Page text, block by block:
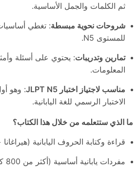
ثم الكلمات والجمل الأساسية.
شروحات نحوية مبسطة: تغطي أساسيات
للمستوى N5.
تمارين وتدريبات: يحتوي على أسئلة
المعلومات.
مناسب لاجتياز اختبار JLPT N5
: وهو
الاختبار الرسمي للغة اليابانية.
ما الذي ستتعلمه من خلال هذا الكتاب؟
قراءة وكتابة الحروف اليابانية (هيراغانا
مفردات يابانية أساسية (أكثر من 800 كلمة).